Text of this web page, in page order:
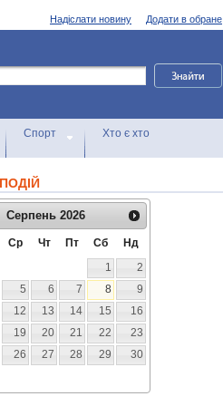
Додати в обране
Надіслати новину
Спорт Хто є хто
Серпень 2026
Ср Чт Пт Сб
Нд
1
2
5 6 7 8
9
12 13 14 15
16
19 20 21 22
23
26 27 28 29
30